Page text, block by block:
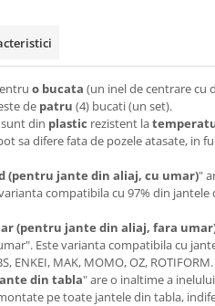
o bucata (un inel de centrare cu
de patru (4) bucati (un set).
din plastic rezistent la
sa difere fata de pozele atasate, in
(pentru jante din aliaj, cu umar)"
compatibila cu 97% din jantele
(pentru jante din aliaj, fara
Este varianta compatibila cu
ENKEI, MAK, MOMO, OZ, ROTIFORM.
din tabla" are o inaltime a
pe toate jantele din tabla,